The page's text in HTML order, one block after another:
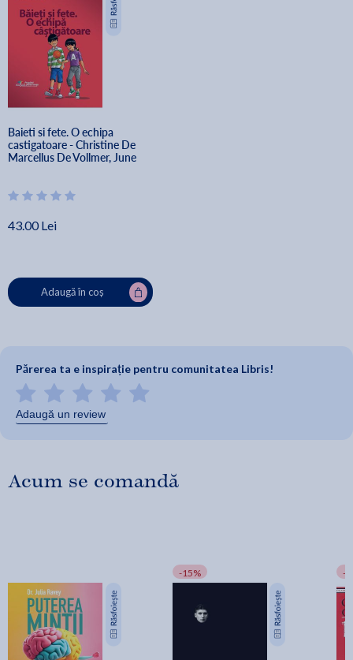
Baieti si fete. O echipa
castigatoare - Christine De
Marcellus De Vollmer, June
43.00 Lei
Adaugă în coș
Părerea ta e inspirație pentru comunitatea Libris!
Adaugă un review
Acum se comandă
-15% -